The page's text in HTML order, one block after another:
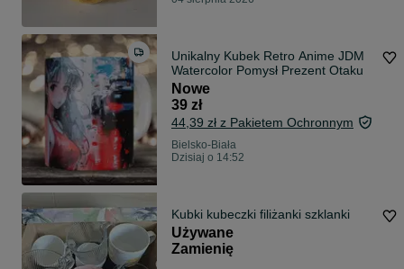
Unikalny Kubek Retro Anime JDM
Watercolor Pomysł Prezent Otaku
Nowe
39 zł
44,39 zł z Pakietem Ochronnym
Bielsko-Biała
Dzisiaj o 14:52
Kubki kubeczki filiżanki szklanki
Używane
Zamienię